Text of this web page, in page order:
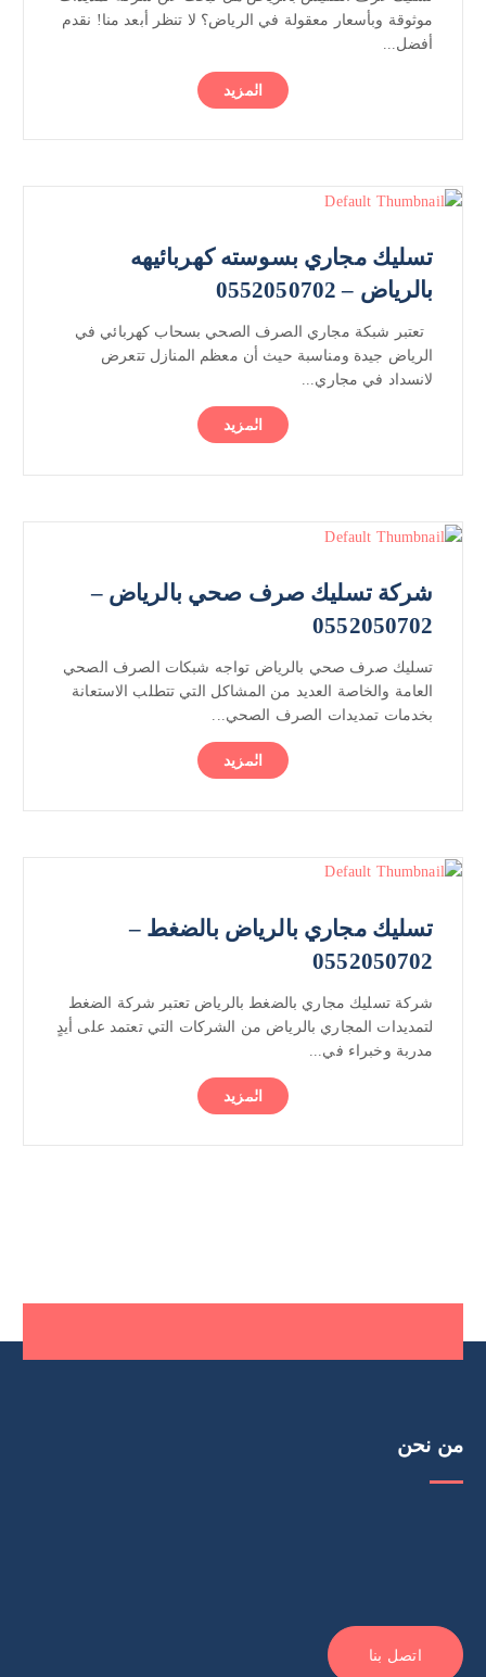
موثوقة وبأسعار معقولة في الرياض؟ لا تنظر أبعد منا! نقدم
أفضل...
المزيد
تسليك مجاري بسوسته كهربائيهه
بالرياض – 0552050702
تعتبر شبكة مجاري الصرف الصحي بسحاب كهربائي في
الرياض جيدة ومناسبة حيث أن معظم المنازل تتعرض
لانسداد في مجاري...
المزيد
شركة تسليك صرف صحي بالرياض –
0552050702
تسليك صرف صحي بالرياض تواجه شبكات الصرف الصحي
العامة والخاصة العديد من المشاكل التي تتطلب الاستعانة
بخدمات تمديدات الصرف الصحي...
المزيد
تسليك مجاري بالرياض بالضغط –
0552050702
شركة تسليك مجاري بالضغط بالرياض تعتبر شركة الضغط
لتمديدات المجاري بالرياض من الشركات التي تعتمد على أيدٍ
مدربة وخبراء في...
المزيد
من نحن
اتصل بنا